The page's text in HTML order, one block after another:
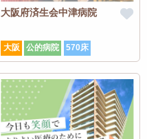
大阪府済生会中津病院
大阪 公的病院 570床